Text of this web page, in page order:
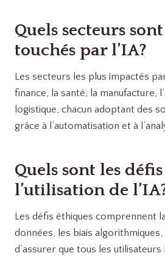
Quels secteurs
touchés par l’IA?
Les secteurs les plus impactés
finance, la santé, la manufacture,
logistique, chacun adoptant des
grâce à l’automatisation et à
Quels sont les
l’utilisation de
Les défis éthiques comprennent
données, les biais
d’assurer que tous les